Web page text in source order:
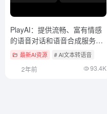
PlayAI：提供流畅、富有情感
的语音对话和语音合成服务
（英文）
最新AI资源 # AI文本转语音
2年前 93.4K